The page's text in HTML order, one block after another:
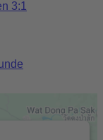
3:1